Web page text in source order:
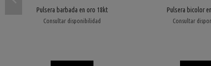
Pulsera barbada en oro 18kt
Consultar disponibilidad
Pulsera bicolor
Consultar